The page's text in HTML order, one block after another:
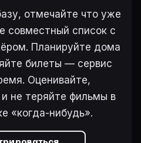
отмечайте что уже
совместный список с
Планируйте дома
билеты — сервис
Оценивайте,
не теряйте фильмы в
«когда-нибудь».